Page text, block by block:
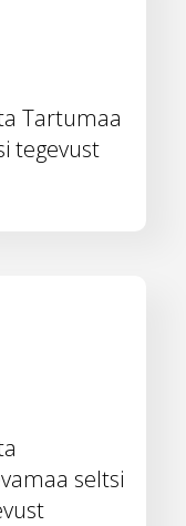
Tartumaa
tegevust
seltsi